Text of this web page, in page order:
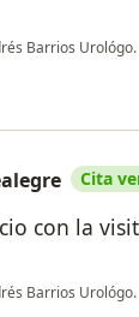
Barrios Urológo.
Cita
con la
Barrios Urológo.